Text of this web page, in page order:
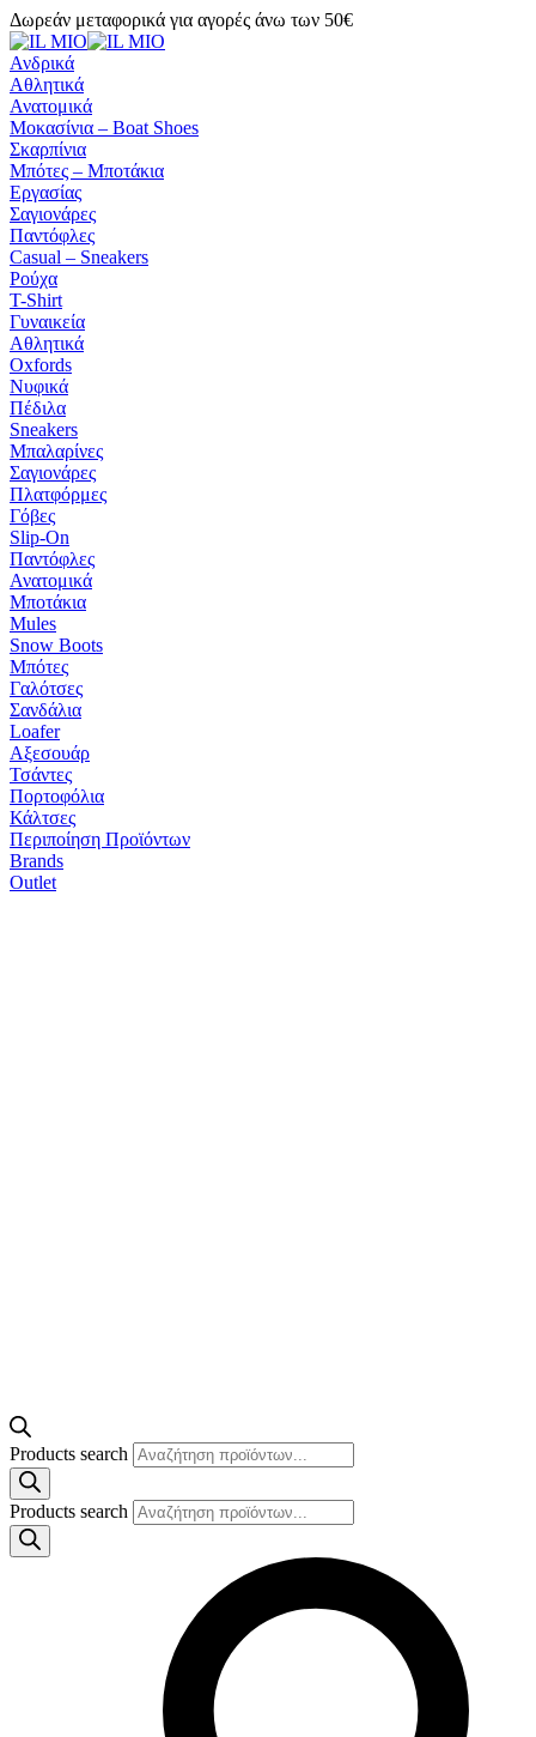
Δωρεάν μεταφορικά για αγορές άνω των 50€
Ανδρικά
Αθλητικά
Ανατομικά
Μοκασίνια – Boat Shoes
Σκαρπίνια
Μπότες – Μποτάκια
Εργασίας
Σαγιονάρες
Παντόφλες
Casual – Sneakers
Ρούχα
T-Shirt
Γυναικεία
Αθλητικά
Oxfords
Νυφικά
Πέδιλα
Sneakers
Μπαλαρίνες
Σαγιονάρες
Πλατφόρμες
Γόβες
Slip-On
Παντόφλες
Ανατομικά
Μποτάκια
Mules
Snow Boots
Μπότες
Γαλότσες
Σανδάλια
Loafer
Αξεσουάρ
Τσάντες
Πορτοφόλια
Κάλτσες
Περιποίηση Προϊόντων
Brands
Outlet
Products search
Products search